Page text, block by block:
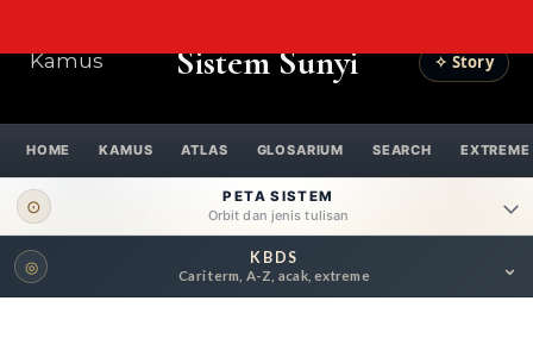
Kamus Sistem Sunyi ✧ Story
HOME KAMUS ATLAS GLOSARIUM SEARCH EXTREME
⊙
PETA SISTEM
Orbit dan jenis tulisan
ORBIT UTAMA
◎ KBDS
Cari term, A-Z, acak, extreme ⌄